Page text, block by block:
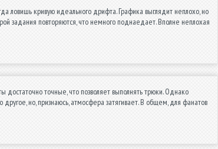
ловишь кривую идеального дрифта. Графика выглядит неплохо, но
задания повторяются, что немного поднаедает. Вполне неплохая
достаточно точные, что позволяет выполнять трюки. Однако
но, признаюсь, атмосфера затягивает. В общем, для фанатов